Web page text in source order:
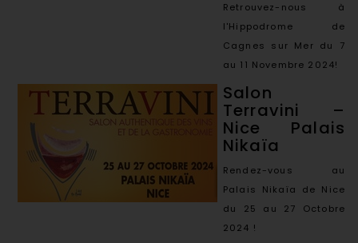
Retrouvez-nous à
l'Hippodrome de
Cagnes sur Mer du 7
au 11 Novembre 2024!
Salon
Terravini –
Nice Palais
Nikaïa
Rendez-vous au
Palais Nikaïa de Nice
du 25 au 27 Octobre
2024 !